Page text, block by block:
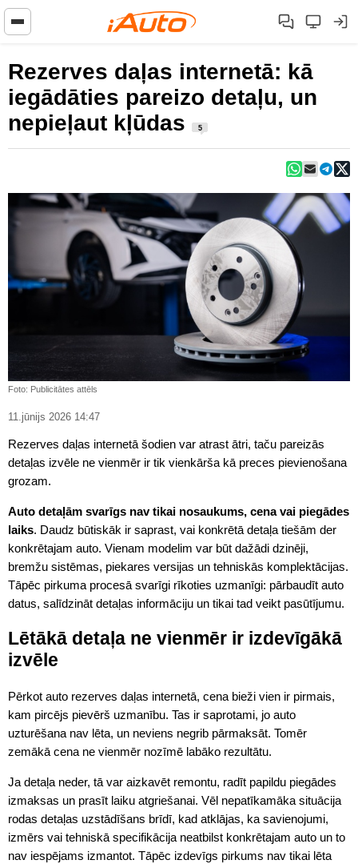
Rezerves daļas internetā: kā
iegādāties pareizo detaļu, un
nepieļaut kļūdas
5
Foto: Publicitātes attēls
11.jūnijs 2026 14:47
Rezerves daļas internetā šodien var atrast ātri, taču pareizās
detaļas izvēle ne vienmēr ir tik vienkārša kā preces pievienošana
grozam.
Auto detaļām svarīgs nav tikai nosaukums, cena vai piegādes
laiks. Daudz būtiskāk ir saprast, vai konkrētā detaļa tiešām der
konkrētajam auto. Vienam modelim var būt dažādi dzinēji,
bremžu sistēmas, piekares versijas un tehniskās komplektācijas.
Tāpēc pirkuma procesā svarīgi rīkoties uzmanīgi: pārbaudīt auto
datus, salīdzināt detaļas informāciju un tikai tad veikt pasūtījumu.
Lētākā detaļa ne vienmēr ir izdevīgākā
izvēle
Pērkot auto rezerves daļas internetā, cena bieži vien ir pirmais,
kam pircējs pievērš uzmanību. Tas ir saprotami, jo auto
uzturēšana nav lēta, un neviens negrib pārmaksāt. Tomēr
zemākā cena ne vienmēr nozīmē labāko rezultātu.
Ja detaļa neder, tā var aizkavēt remontu, radīt papildu piegādes
izmaksas un prasīt laiku atgriešanai. Vēl nepatīkamāka situācija
rodas detaļas uzstādīšans brīdī, kad atklājas, ka savienojumi,
izmērs vai tehniskā specifikācija neatbilst konkrētajam auto un to
nav iespējams izmantot. Tāpēc izdevīgs pirkums nav tikai lēta